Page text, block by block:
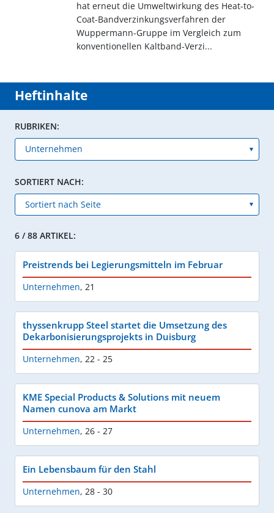
hat erneut die Umweltwirkung des Heat-to-
Coat-Bandverzinkungsverfahren der
Wuppermann-Gruppe im Vergleich zum
konventionellen Kaltband-Verzi...
Heftinhalte
RUBRIKEN:
SORTIERT NACH:
6 / 88 ARTIKEL:
Preistrends bei Legierungsmitteln im Februar
Unternehmen, 21
thyssenkrupp Steel startet die Umsetzung des
Dekarbonisierungsprojekts in Duisburg
Unternehmen, 22 - 25
KME Special Products & Solutions mit neuem
Namen cunova am Markt
Unternehmen, 26 - 27
Ein Lebensbaum für den Stahl
Unternehmen, 28 - 30